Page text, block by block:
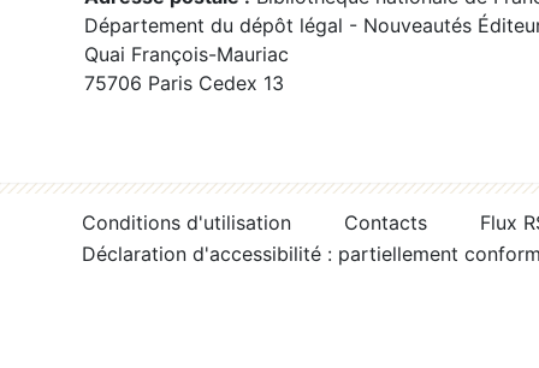
Département du dépôt légal - Nouveautés
Quai François-Mauriac
75706 Paris Cedex 13
Conditions d'utilisation Contacts
Flux
Déclaration d'accessibilité : partiellement